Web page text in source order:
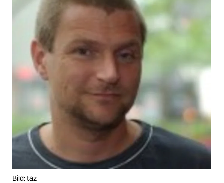
veranstaltungen
fragen & hilfe
unterstützen
genossenschaft
epaper login
Bild: taz